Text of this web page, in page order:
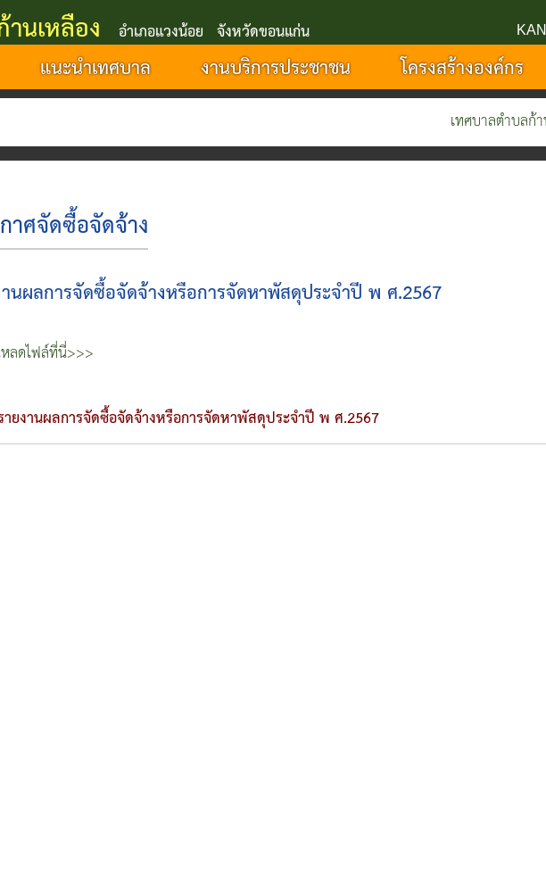
นเหลือง อำเภอแวงน้อย จังหวัดขอนแก่น
แนะนำเทศบาล งานบริการประชาชน โครงสร้างองค์กร
เทศบาลตำบลก้านเ
าศจัดซื้อจัดจ้าง
นผลการจัดซื้อจัดจ้างหรือการจัดหาพัสดุประจำปี พ ศ.2567
ลดไฟล์ที่นี่>>>
ายงานผลการจัดซื้อจัดจ้างหรือการจัดหาพัสดุประจำปี พ ศ.2567